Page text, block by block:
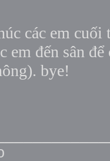
các em
em đến sân
bye!